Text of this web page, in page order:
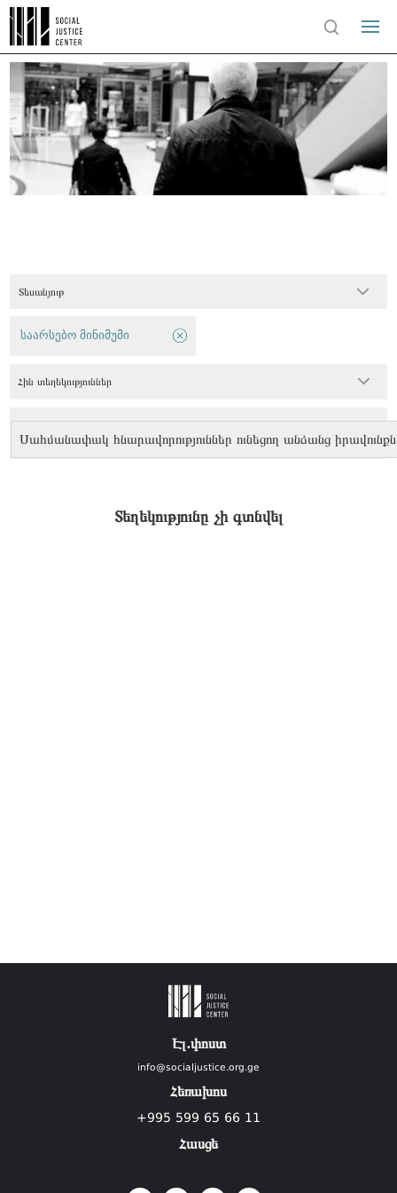
Տեսանյութ
Սահմանափակ հնարավորություններ ունեցող անձանց
საარსებო მინიმუმი
Հին տեղեկություններ
Տեղեկությունը չի գտնվել
Էլ.փոստ
info@socialjustice.org.ge
Հեռախոս
+995 599 65 66 11
Հասցե